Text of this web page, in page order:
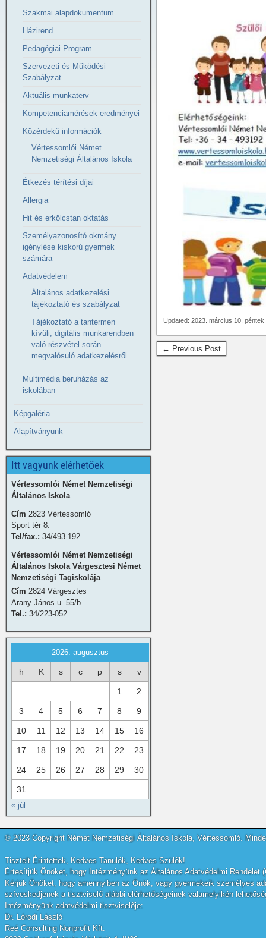
Updated: 2023. március 10.
← Previous Post
Szakmai alapdokumentum
Házirend
Pedagógiai Program
Szervezeti és Működési
Szabályzat
Aktuális munkaterv
Kompetenciamérések eredményei
Közérdekű információk
Vértessomlói Német
Nemzetiségi Általános Iskola
Étkezés térítési díjai
Allergia
Hit és erkölcstan oktatás
Személyazonosító okmány
igénylése kiskorú gyermek
számára
Adatvédelem
Általános adatkezelési
tájékoztató és szabályzat
Tájékoztató a tantermen
kívüli, digitális munkarendben
való részvétel során
megvalósuló adatkezelésről
Multimédia beruházás az
iskolában
Képgaléria
Alapítványunk
Itt vagyunk elérhetőek
Vértessomlói Német Nemzetiségi
Általános Iskola
Cím 2823 Vértessomló
Sport tér 8.
Tel/fax.: 34/493-192
Vértessomlói Német Nemzetiségi
Általános Iskola Várgesztesi Német
Nemzetiségi Tagiskolája
Cím 2824 Várgesztes
Arany János u. 55/b.
Tel.: 34/223-052
2026. augusztus
h K s c p s v
1 2
3 4 5 6 7 8 9
10 11 12 13 14 15 16
17 18 19 20 21 22 23
24 25 26 27 28 29 30
31
« júl
© 2023 Copyright Német Nemzetiségi Általános Iskola, Vértessomló.
Tisztelt Érintettek, Kedves Tanulók, Kedves Szülők!
Értesítjük Önöket, hogy Intézményünk az Általános Adatvédelmi
Kérjük Önöket, hogy amennyiben az Önök, vagy gyermekeik személyes
szíveskedjenek a tisztviselő alábbi elérhetőségeinek valamelyikén
Intézményünk adatvédelmi tisztviselője:
Dr. Lórodi László
Reé Consulting Nonprofit Kft.